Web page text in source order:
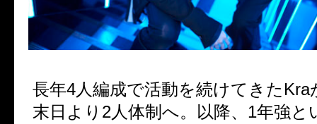
長年4人編成で活動を続けてきたKra
末日より2人体制へ。以降、1年強と